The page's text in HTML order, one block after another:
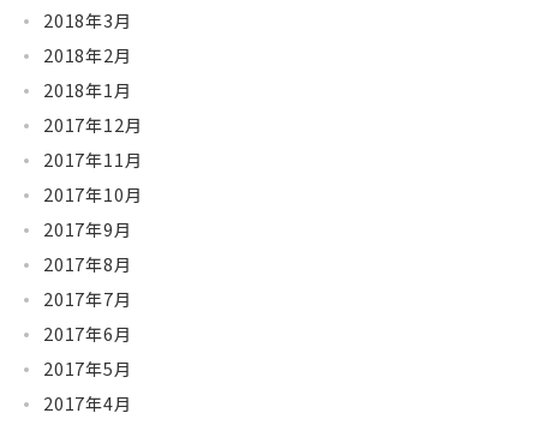
2018年3月
2018年2月
2018年1月
2017年12月
2017年11月
2017年10月
2017年9月
2017年8月
2017年7月
2017年6月
2017年5月
2017年4月